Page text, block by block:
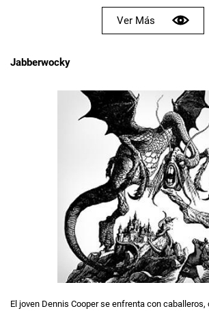
Ver Más
Jabberwocky
El joven Dennis Cooper se enfrenta con